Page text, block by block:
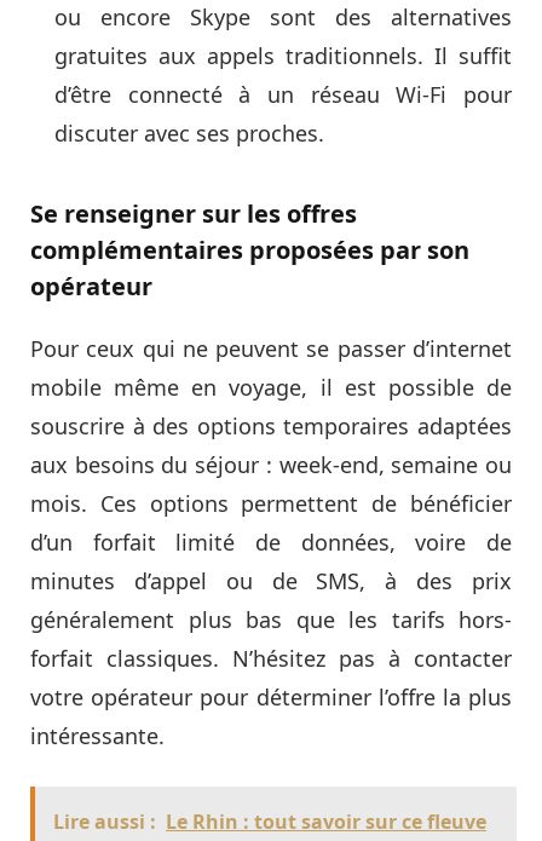
ou encore Skype sont des alternatives
gratuites aux appels traditionnels. Il suffit
d’être connecté à un réseau Wi-Fi pour
discuter avec ses proches.
Se renseigner sur les offres
complémentaires proposées par son
opérateur
Pour ceux qui ne peuvent se passer d’internet
mobile même en voyage, il est possible de
souscrire à des options temporaires adaptées
aux besoins du séjour : week-end, semaine ou
mois. Ces options permettent de bénéficier
d’un forfait limité de données, voire de
minutes d’appel ou de SMS, à des prix
généralement plus bas que les tarifs hors-
forfait classiques. N’hésitez pas à contacter
votre opérateur pour déterminer l’offre la plus
intéressante.
Lire aussi : Le Rhin : tout savoir sur ce fleuve